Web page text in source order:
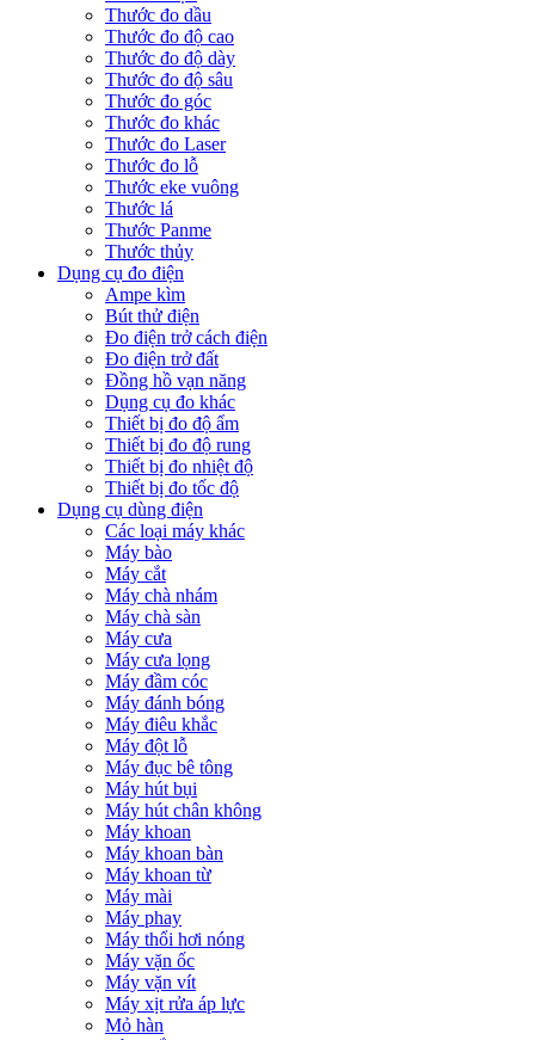
Thước đo dầu
Thước đo độ cao
Thước đo độ dày
Thước đo độ sâu
Thước đo góc
Thước đo khác
Thước đo Laser
Thước đo lỗ
Thước eke vuông
Thước lá
Thước Panme
Thước thủy
Dụng cụ đo điện
Ampe kìm
Bút thử điện
Đo điện trở cách điện
Đo điện trở đất
Đồng hồ vạn năng
Dụng cụ đo khác
Thiết bị đo độ ẩm
Thiết bị đo độ rung
Thiết bị đo nhiệt độ
Thiết bị đo tốc độ
Dụng cụ dùng điện
Các loại máy khác
Máy bào
Máy cắt
Máy chà nhám
Máy chà sàn
Máy cưa
Máy cưa lọng
Máy đầm cóc
Máy đánh bóng
Máy điêu khắc
Máy đột lỗ
Máy đục bê tông
Máy hút bụi
Máy hút chân không
Máy khoan
Máy khoan bàn
Máy khoan từ
Máy mài
Máy phay
Máy thổi hơi nóng
Máy vặn ốc
Máy vặn vít
Máy xịt rửa áp lực
Mỏ hàn